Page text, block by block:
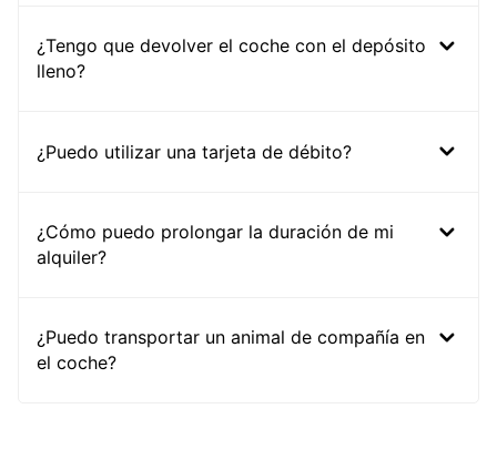
¿Tengo que devolver el coche con el depósito
lleno?
¿Puedo utilizar una tarjeta de débito?
¿Cómo puedo prolongar la duración de mi
alquiler?
¿Puedo transportar un animal de compañía en
el coche?